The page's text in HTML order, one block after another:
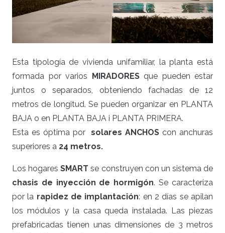
Esta tipología de vivienda unifamiliar, la planta está
formada por varios MIRADORES que pueden estar
juntos o separados, obteniendo fachadas de 12
metros de longitud. Se pueden organizar en PLANTA
BAJA o en PLANTA BAJA i PLANTA PRIMERA.
Esta es óptima porsolares ANCHOS con anchuras
superiores a 24 metros.
Los hogares SMART se construyen con un sistema de
chasis de inyección de hormigón. Se caracteriza
por la rapidez de implantación: en 2 días se apilan
los módulos y la casa queda instalada. Las piezas
prefabricadas tienen unas dimensiones de 3 metros